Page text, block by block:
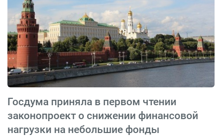
Госдума приняла в первом чтении
законопроект о снижении финансовой
нагрузки на небольшие фонды